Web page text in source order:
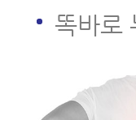
속 맞으
- 허리
없는 이
똑바로